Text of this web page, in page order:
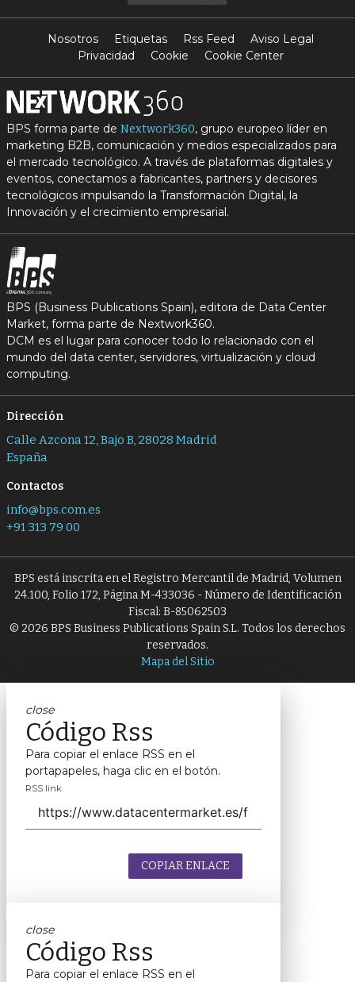
Nosotros Etiquetas Rss Feed
Aviso Legal
Privacidad
Cookie Cookie Center
BPS forma parte de Nextwork360, grupo europeo líder en
marketing B2B, comunicación y medios especializados para
el mercado tecnológico. A través de plataformas digitales y
eventos, conectamos a fabricantes, partners y decisores
tecnológicos impulsando la Transformación Digital, la
Innovación y el crecimiento empresarial.
BPS (Business Publications Spain), editora de Data Center
Market, forma parte de Nextwork360.
DCM es el lugar para conocer todo lo relacionado con el
mundo del data center, servidores, virtualización y cloud
computing.
Dirección
Calle Azcona 12, Bajo B, 28028 Madrid
España
Contactos
info@bps.com.es
+91 313 79 00
BPS está inscrita en el Registro Mercantil de Madrid, Volumen
24.100, Folio 172, Página M-433036 - Número de Identificación
Fiscal: B-85062503
© 2026 BPS Business Publications Spain S.L. Todos los derechos
reservados.
Mapa del Sitio
close
Código Rss
Para copiar el enlace RSS en el
portapapeles, haga clic en el botón.
RSS link
COPIAR ENLACE
close
Código Rss
Para copiar el enlace RSS en el